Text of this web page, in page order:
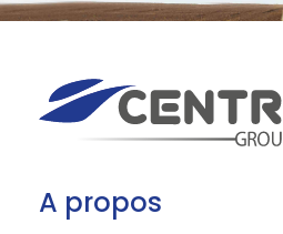
A propos